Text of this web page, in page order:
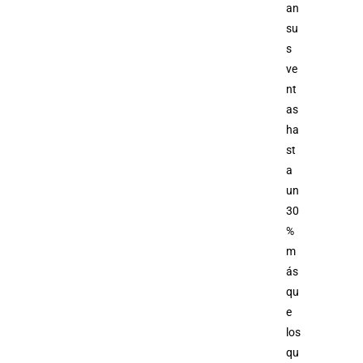
an
su
s
ve
nt
as
ha
st
a
un
30
%
m
ás
qu
e
los
qu